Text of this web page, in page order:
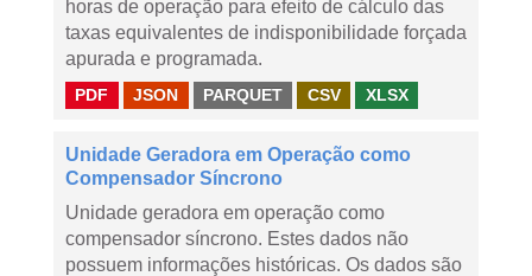
horas de operação para efeito de cálculo das
taxas equivalentes de indisponibilidade forçada
apurada e programada.
PDF JSON PARQUET CSV XLSX
Unidade Geradora em Operação como
Compensador Síncrono
Unidade geradora em operação como
compensador síncrono. Estes dados não
possuem informações históricas. Os dados são